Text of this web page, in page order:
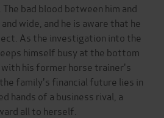
bad blood between him and
wide, and he is aware that he
As the investigation into the
himself busy at the bottom
his former horse trainer's
family's financial future lies in
hands of a business rival, a
all to herself.